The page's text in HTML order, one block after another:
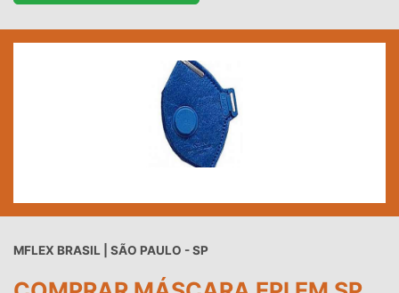
MFLEX BRASIL | SÃO PAULO - SP